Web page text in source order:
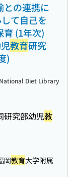
との連携に
て自己を
育 (1年次)
教育研究
)
研究部幼児教
National Diet Library
岡教育大学附属